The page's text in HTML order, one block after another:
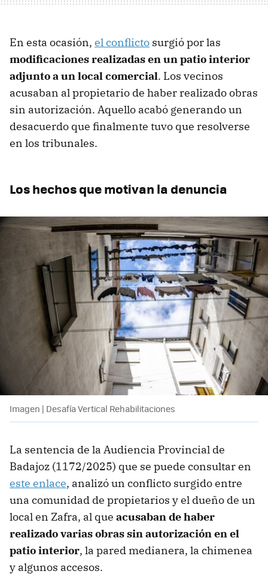
En esta ocasión, el conflicto surgió por las
modificaciones realizadas en un patio interior
adjunto a un local comercial. Los vecinos
acusaban al propietario de haber realizado obras
sin autorización. Aquello acabó generando un
desacuerdo que finalmente tuvo que resolverse
en los tribunales.
Los hechos que motivan la denuncia
Imagen | Desafía Vertical Rehabilitaciones
La sentencia de la Audiencia Provincial de
Badajoz (1172/2025) que se puede consultar en
este enlace, analizó un conflicto surgido entre
una comunidad de propietarios y el dueño de un
local en Zafra, al que acusaban de haber
realizado varias obras sin autorización en el
patio interior, la pared medianera, la chimenea
y algunos accesos.